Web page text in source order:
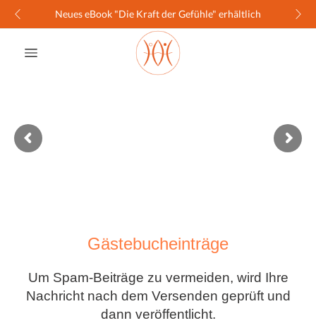
Neues eBook "Die Kraft der Gefühle" erhältlich
Gästebucheinträge
Um Spam-Beiträge zu vermeiden, wird Ihre
Nachricht nach dem Versenden geprüft und
dann veröffentlicht.